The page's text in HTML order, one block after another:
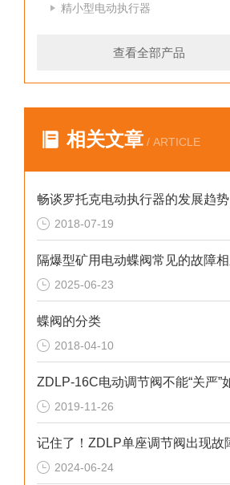
精小型电动执行器
查看全部产品
相关文章 / ARTICLE
畅谈罗托克电动执行器的发展趋势
2018-07-19
2025-06-23
蝶阀的分类
2018-04-10
2019-11-26
2024-06-24